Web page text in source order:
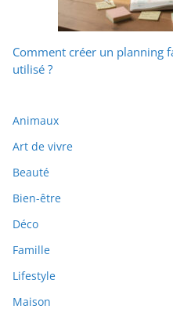
Comment créer un planning
utilisé ?
Animaux
Art de vivre
Beauté
Bien-être
Déco
Famille
Lifestyle
Maison